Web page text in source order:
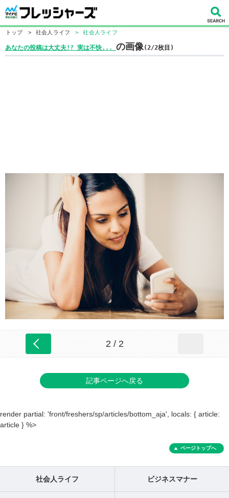
トップ > 社会人ライフ > 社会人ライフ
あなたの投稿は大丈夫!? 実は不快... の画像(2/2枚目)
2 / 2
記事ページへ戻る
render partial: 'front/freshers/sp/articles/bottom_aja', locals: { article:
article } %>
ページトップへ
社会人ライフ ビジネスマナー